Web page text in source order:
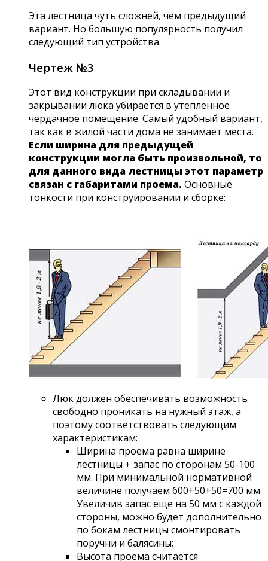
Эта лестница чуть сложней, чем предыдущий
вариант. Но большую популярность получил
следующий тип устройства.
Чертеж №3
Этот вид конструкции при складывании и
закрывании люка убирается в утепленное
чердачное помещение. Самый удобный вариант,
так как в жилой части дома не занимает места.
Если ширина для предыдущей
конструкции могла быть произвольной, то
для данного вида лестницы этот параметр
связан с габаритами проема. Основные
тонкости при конструировании и сборке:
Люк должен обеспечивать возможность
свободно проникать на нужный этаж, а
поэтому соответствовать следующим
характеристикам:
Ширина проема равна ширине
лестницы + запас по сторонам 50-100
мм. При минимальной нормативной
величине получаем 600+50+50=700 мм.
Увеличив запас еще на 50 мм с каждой
стороны, можно будет дополнительно
по бокам лестницы смонтировать
поручни и балясины;
Высота проема считается